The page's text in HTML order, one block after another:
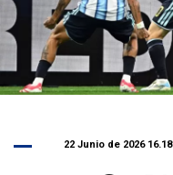
22 Junio de 2026 16.18